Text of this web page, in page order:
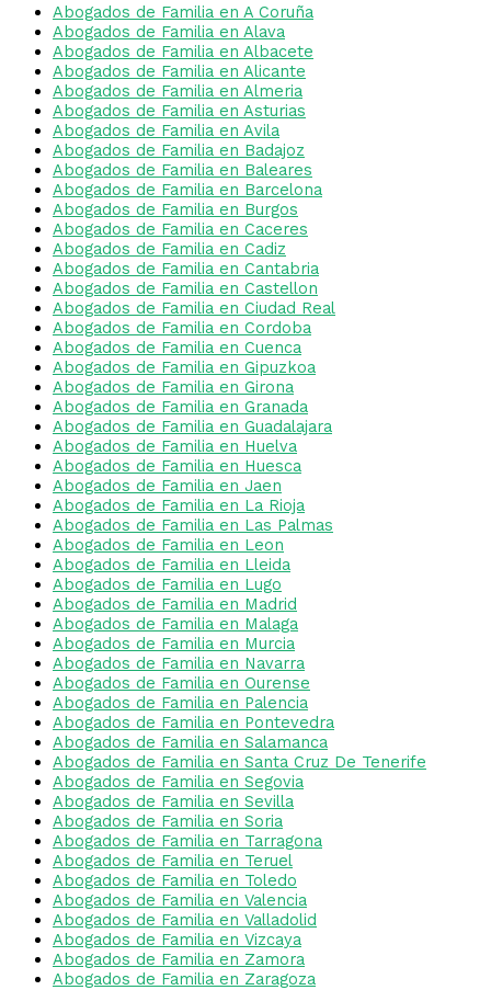
Abogados de Familia en A Coruña
Abogados de Familia en Alava
Abogados de Familia en Albacete
Abogados de Familia en Alicante
Abogados de Familia en Almeria
Abogados de Familia en Asturias
Abogados de Familia en Avila
Abogados de Familia en Badajoz
Abogados de Familia en Baleares
Abogados de Familia en Barcelona
Abogados de Familia en Burgos
Abogados de Familia en Caceres
Abogados de Familia en Cadiz
Abogados de Familia en Cantabria
Abogados de Familia en Castellon
Abogados de Familia en Ciudad Real
Abogados de Familia en Cordoba
Abogados de Familia en Cuenca
Abogados de Familia en Gipuzkoa
Abogados de Familia en Girona
Abogados de Familia en Granada
Abogados de Familia en Guadalajara
Abogados de Familia en Huelva
Abogados de Familia en Huesca
Abogados de Familia en Jaen
Abogados de Familia en La Rioja
Abogados de Familia en Las Palmas
Abogados de Familia en Leon
Abogados de Familia en Lleida
Abogados de Familia en Lugo
Abogados de Familia en Madrid
Abogados de Familia en Malaga
Abogados de Familia en Murcia
Abogados de Familia en Navarra
Abogados de Familia en Ourense
Abogados de Familia en Palencia
Abogados de Familia en Pontevedra
Abogados de Familia en Salamanca
Abogados de Familia en Santa Cruz De Tenerife
Abogados de Familia en Segovia
Abogados de Familia en Sevilla
Abogados de Familia en Soria
Abogados de Familia en Tarragona
Abogados de Familia en Teruel
Abogados de Familia en Toledo
Abogados de Familia en Valencia
Abogados de Familia en Valladolid
Abogados de Familia en Vizcaya
Abogados de Familia en Zamora
Abogados de Familia en Zaragoza